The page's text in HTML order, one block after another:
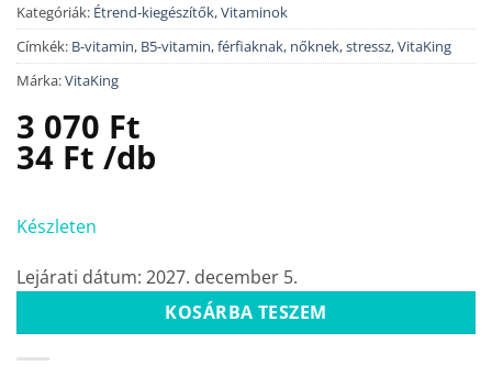
Kategóriák: Étrend-kiegészítők,Vitaminok
Címkék: B-vitamin, B5-vitamin,férfiaknak, nőknek,stressz,VitaKing
Márka:VitaKing
3 070 Ft
34 Ft /db
Készleten
Lejárati dátum: 2027. december 5.
KOSÁRBA TESZEM